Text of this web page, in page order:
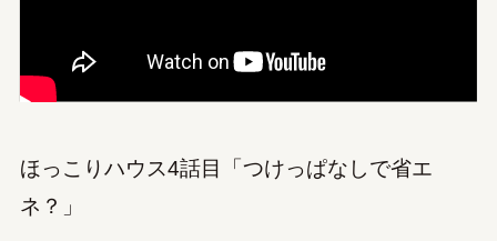
ほっこりハウス4話目「つけっぱなしで省エ
ネ？」